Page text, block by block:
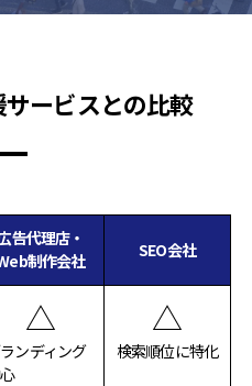
ービスとの比較
告代理店・
制作会社
SEO会社
△
ンディング
△
検索順位に特化